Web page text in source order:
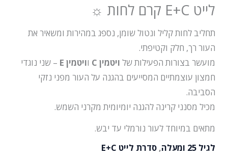
לייט E+C קרם לחות ☼
תחליב לחות קליל ונטול שומן, נספג במהירות ומשאיר את
העור רך, חלק וקטיפתי.
מועשר בצורות הפעילות של ויטמין C וויטמין E
– שני נוגדי
חמצון עוצמתיים המסייעים בהגנה על העור מפני נזקי
הסביבה.
מכיל מסנני קרינה להגנה יומיומית מקרני השמש.
מתאים במיוחד לעור נורמלי עד יבש.
לגיל 25 ומעלה
,סדרת לייט E+C